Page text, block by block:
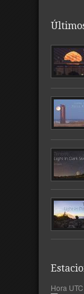
Hora UTC